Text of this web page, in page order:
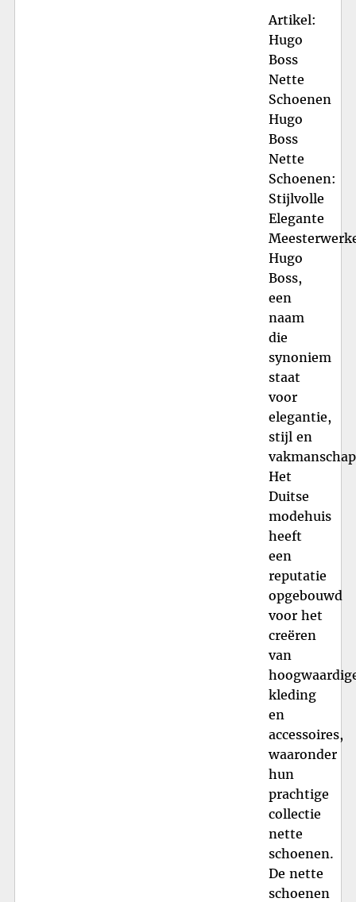
Artikel:
Hugo
Boss
Nette
Schoenen
Hugo
Boss
Nette
Schoenen:
Stijlvolle
Elegante
Hugo
Boss,
een
naam
die
synoniem
staat
voor
elegantie,
stijl en
Het
Duitse
modehuis
heeft
een
reputatie
opgebouwd
voor het
creëren
van
kleding
en
accessoires,
waaronder
hun
prachtige
collectie
nette
schoenen.
De nette
schoenen